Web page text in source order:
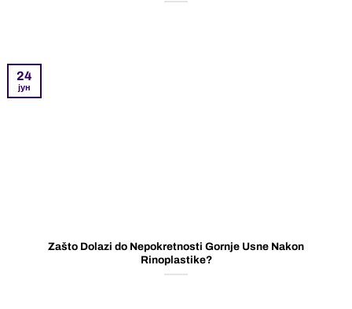
Zašto Dolazi do Nepokretnosti Gornje Usne Nakon
Rinoplastike?
24
јун